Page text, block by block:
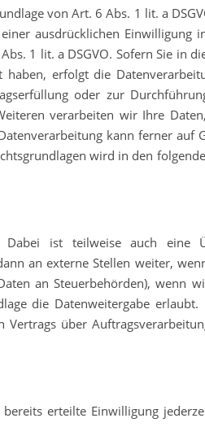
von Art. 6 Abs. 1 lit. a
ausdrücklichen Einwilligung
1 lit. a DSGVO. Sofern Sie in
erfolgt die
oder zur
verarbeiten wir Ihre
kann ferner auf
wird in den
Dabei ist teilweise auch eine
an externe Stellen weiter,
an Steuerbehörden), wenn
die Datenweitergabe erlaubt.
über
erteilte Einwilligung